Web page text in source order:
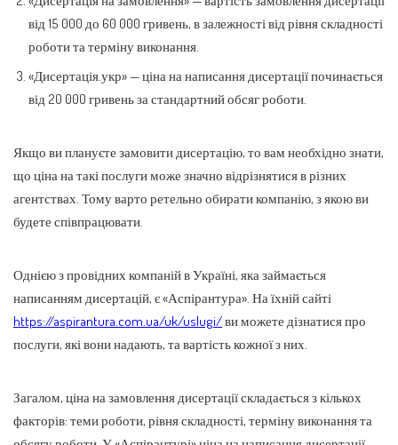
від 15 000 до 60 000 гривень, в залежності від рівня складності
роботи та терміну виконання.
«Дисертація.укр» — ціна на написання дисертації починається
від 20 000 гривень за стандартний обсяг роботи.
Якщо ви плануєте замовити дисертацію, то вам необхідно знати,
що ціна на такі послуги може значно відрізнятися в різних
агентствах. Тому варто ретельно обирати компанію, з якою ви
будете співпрацювати.
Однією з провідних компаній в Україні, яка займається
написанням дисертацій, є «Аспірантура». На їхній сайті
https://aspirantura.com.ua/uk/uslugi/ви можете дізнатися про
послуги, які вони надають, та вартість кожної з них.
Загалом, ціна на замовлення дисертації складається з кількох
факторів: теми роботи, рівня складності, терміну виконання та